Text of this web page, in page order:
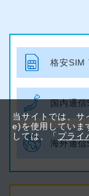
格安SIM
国内通信
海外通
当サイトでは、
e)を使用していま
しては、「 プライ